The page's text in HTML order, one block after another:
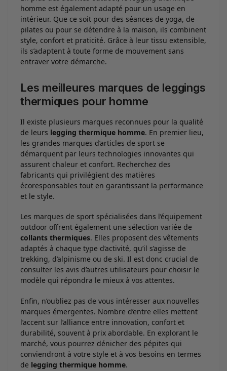
homme est également adapté pour un usage en
intérieur. Que ce soit pour des séances de yoga, de
pilates ou pour se détendre à la maison, ils combinent
style, confort et praticité. Grâce à leur tissu extensible,
ils s’adaptent à toute forme de mouvement sans
entraver votre démarche.
Les meilleures marques de leggings
thermiques pour homme
Il existe plusieurs marques reconnues pour la qualité
de leurs legging thermique homme. En premier lieu,
les grandes marques d’articles de sport se
démarquent par leurs technologies innovantes qui
assurent chaleur et confort. Recherchez des
fabricants qui privilégient des matières
écoresponsables tout en garantissant la performance
et le style.
Les marques de sport spécialisées dans l’équipement
outdoor offrent également une sélection variée de
collants thermiques. Elles proposent des vêtements
adaptés à chaque type d’activité, qu’il s’agisse de
trekking, d’alpinisme ou de ski. Il est donc crucial de
consulter les avis d’autres utilisateurs pour choisir le
modèle qui répondra le mieux à vos attentes.
Enfin, n’oubliez pas de vous intéresser aux nouvelles
marques émergentes. Nombre d’entre elles mettent
l’accent sur l’alliance entre innovation, confort et
durabilité, souvent à prix abordable. En explorant le
marché, vous pourrez dénicher des pépites qui
conviendront à votre style et à vos besoins en termes
de legging thermique homme.